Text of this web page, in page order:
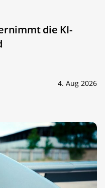
die KI-
4. Aug 2026